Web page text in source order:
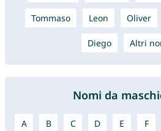
Tommaso Leon Oliver
Diego Altri
Nomi da
A B C D E F